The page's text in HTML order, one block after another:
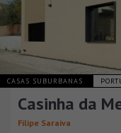
CASAS SUBURBANAS
Casinha da
Filipe Saraiva